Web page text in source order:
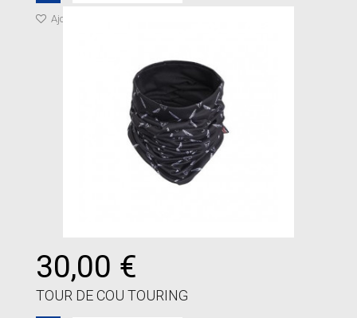
Ajouter à ma liste de cadeaux
30,00 €
TOUR DE COU TOURING